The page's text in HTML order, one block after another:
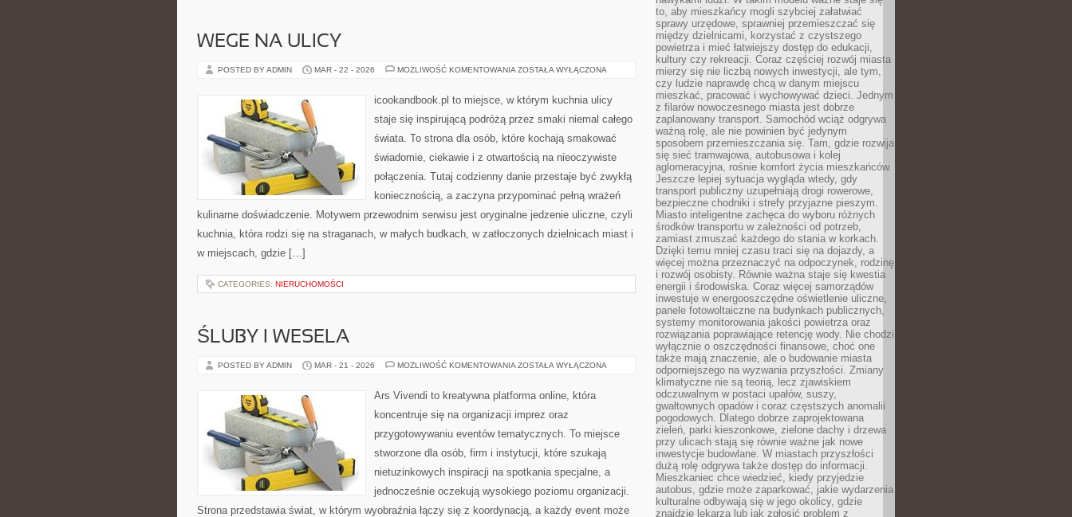
WEGE NA ULICY
POSTED BY ADMIN MAR - 22 - 2026 MOŻLIWOŚĆ KOMENTOWANIA WEGE
ZOSTAŁA WYŁĄCZONA
icookandbook.pl to miejsce, w którym kuchnia ulicy
staje się inspirującą podróżą przez smaki niemal całego
świata. To strona dla osób, które kochają smakować
świadomie, ciekawie i z otwartością na nieoczywiste
połączenia. Tutaj codzienny danie przestaje być zwykłą
koniecznością, a zaczyna przypominać pełną wrażeń
kulinarne doświadczenie. Motywem przewodnim serwisu jest oryginalne jedzenie uliczne, czyli
kuchnia, która rodzi się na straganach, w małych budkach, w zatłoczonych dzielnicach miast i
w miejscach, gdzie […]
CATEGORIES: NIERUCHOMOŚCI
ŚLUBY I WESELA
POSTED BY ADMIN MAR - 21 - 2026 MOŻLIWOŚĆ KOMENTOWANIA ŚLUBY
ZOSTAŁA WYŁĄCZONA
Ars Vivendi to kreatywna platforma online, która
koncentruje się na organizacji imprez oraz
przygotowywaniu eventów tematycznych. To miejsce
stworzone dla osób, firm i instytucji, które szukają
nietuzinkowych inspiracji na spotkania specjalne, a
jednocześnie oczekują wysokiego poziomu organizacji.
Strona przedstawia świat, w którym wyobraźnia łączy się z koordynacją, a każdy event może
to, aby mieszkańcy mogli szybciej załatwiać
sprawy urzędowe, sprawniej przemieszczać się
między dzielnicami, korzystać z czystszego
powietrza i mieć łatwiejszy dostęp do edukacji,
kultury czy rekreacji. Coraz częściej rozwój miasta
mierzy się nie liczbą nowych inwestycji, ale tym,
czy ludzie naprawdę chcą w danym miejscu
mieszkać, pracować i wychowywać dzieci. Jednym
z filarów nowoczesnego miasta jest dobrze
zaplanowany transport. Samochód wciąż odgrywa
ważną rolę, ale nie powinien być jedynym
sposobem przemieszczania się. Tam, gdzie rozwija
się sieć tramwajowa, autobusowa i kolej
aglomeracyjna, rośnie komfort życia mieszkańców.
Jeszcze lepiej sytuacja wygląda wtedy, gdy
transport publiczny uzupełniają drogi rowerowe,
bezpieczne chodniki i strefy przyjazne pieszym.
Miasto inteligentne zachęca do wyboru różnych
środków transportu w zależności od potrzeb,
zamiast zmuszać każdego do stania w korkach.
Dzięki temu mniej czasu traci się na dojazdy, a
więcej można przeznaczyć na odpoczynek, rodzinę
i rozwój osobisty. Równie ważna staje się kwestia
energii i środowiska. Coraz więcej samorządów
inwestuje w energooszczędne oświetlenie uliczne,
panele fotowoltaiczne na budynkach publicznych,
systemy monitorowania jakości powietrza oraz
rozwiązania poprawiające retencję wody. Nie chodzi
wyłącznie o oszczędności finansowe, choć one
także mają znaczenie, ale o budowanie miasta
odporniejszego na wyzwania przyszłości. Zmiany
klimatyczne nie są teorią, lecz zjawiskiem
odczuwalnym w postaci upałów, suszy,
gwałtownych opadów i coraz częstszych anomalii
pogodowych. Dlatego dobrze zaprojektowana
zieleń, parki kieszonkowe, zielone dachy i drzewa
przy ulicach stają się równie ważne jak nowe
inwestycje budowlane. W miastach przyszłości
dużą rolę odgrywa także dostęp do informacji.
Mieszkaniec chce wiedzieć, kiedy przyjedzie
autobus, gdzie może zaparkować, jakie wydarzenia
kulturalne odbywają się w jego okolicy, gdzie
znajdzie lekarza lub jak zgłosić problem z